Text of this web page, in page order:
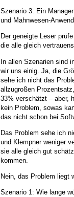
Szenario 3: Ein
und Mahnwesen-
Der geneigte Leser
die alle gleich
In allen Szenarien sind
wir uns einig. Ja, die
sehe ich nicht das
allzugroßen
33% verschätzt – aber,
kein Problem, sowas
das nicht schon bei
Das Problem sehe ich
und Klempner weniger
sie alle gleich gut
kommen.
Nein, das Problem liegt
Szenario 1: Wie lange